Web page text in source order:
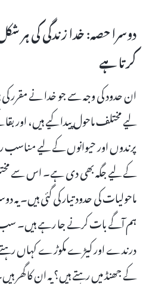
دوسرا حصہ: خدا زندگی کی ہر
کرتا ہے
ان حدود کی وجہ سے جو خدا نے مقرر
لیے مختلف ماحول پیدا کیے ہیں، اور
پرندوں اور حیوانوں کے لیے مناسب
کے لیے جگہ بھی دی ہے۔ اس سے
ماحولیات کی حدود تیار کی گئی
ہم آگے بات کرنے جا رہے ہیں۔ سب
درندے اور کیڑے مکوڑے کہاں رہتے
کے جھنڈ میں رہتے ہیں؟ یہ ان کا گھر